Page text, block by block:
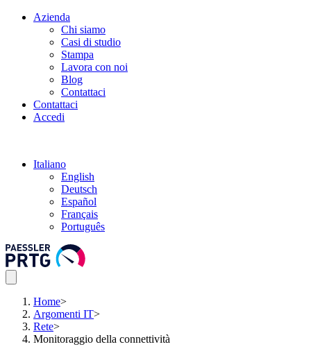
Azienda
Chi siamo
Casi di studio
Stampa
Lavora con noi
Blog
Contattaci
Contattaci
Accedi
Italiano
English
Deutsch
Español
Français
Português
Home>
Argomenti IT>
Rete>
Monitoraggio della connettività